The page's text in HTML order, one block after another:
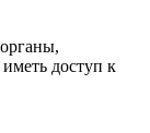
доступ к